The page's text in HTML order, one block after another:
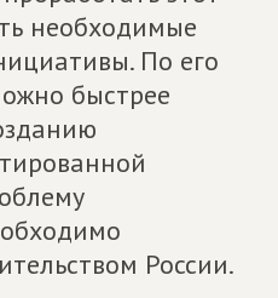
необходимые
По его
быстрее
России.